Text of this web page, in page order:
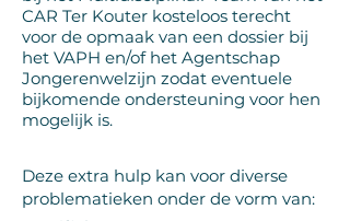
CAR Ter Kouter kosteloos terecht
voor de opmaak van een dossier bij
het VAPH en/of het Agentschap
Jongerenwelzijn zodat eventuele
bijkomende ondersteuning voor hen
mogelijk is.
Deze extra hulp kan voor diverse
problematieken onder de vorm van: